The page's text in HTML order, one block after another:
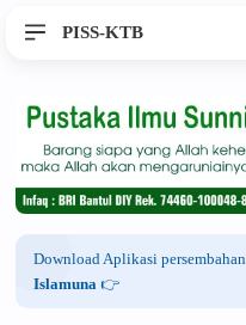
PISS-KTB
Download Aplikasi persembahan
Islamuna 👉